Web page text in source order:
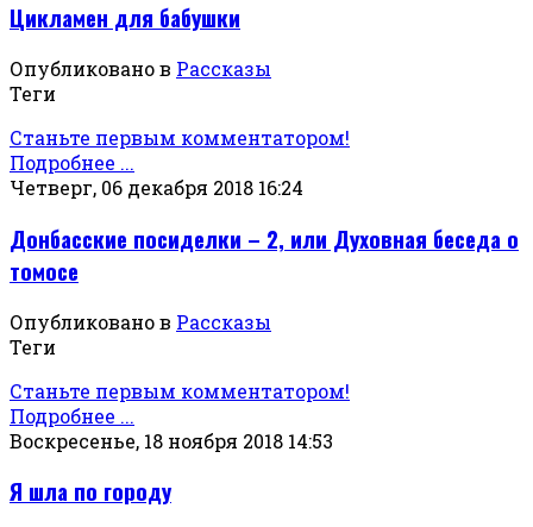
Цикламен для бабушки
Опубликовано в Рассказы
Теги
Станьте первым комментатором!
Подробнее ...
Четверг, 06 декабря 2018 16:24
Донбасские посиделки – 2, или Духовная беседа о
томосе
Опубликовано в Рассказы
Теги
Станьте первым комментатором!
Подробнее ...
Воскресенье, 18 ноября 2018 14:53
Я шла по городу